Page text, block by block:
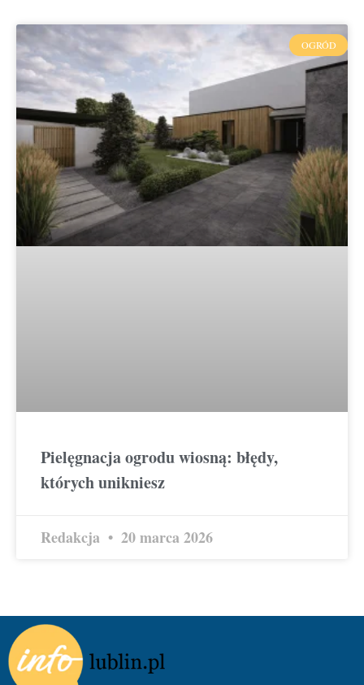
OGRÓD
Pielęgnacja ogrodu wiosną: błędy,
których unikniesz
Redakcja 20 marca 2026